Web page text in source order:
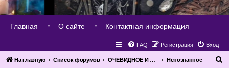
Главная О сайте Контактная информация
Вход
Регистрация
FAQ
На главную Список форумов ОЧЕВИДНОЕ И НЕВЕРОЯТНОЕ Непознанное